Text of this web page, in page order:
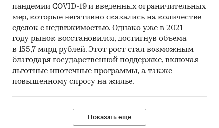
пандемии COVID-19 и введенных ограничительных
мер, которые негативно сказались на количестве
сделок с недвижимостью. Однако уже в 2021
году рынок восстановился, достигнув объема
в 155,7 млрд рублей. Этот рост стал возможным
благодаря государственной поддержке, включая
льготные ипотечные программы, а также
повышенному спросу на жилье.
Показать еще